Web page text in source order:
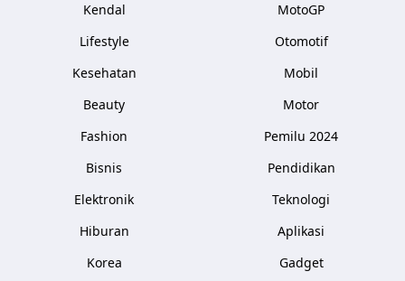
Kendal
Lifestyle
Kesehatan
Beauty
Fashion
Bisnis
Elektronik
Hiburan
Korea
MotoGP
Otomotif
Mobil
Motor
Pemilu 2024
Pendidikan
Teknologi
Aplikasi
Gadget